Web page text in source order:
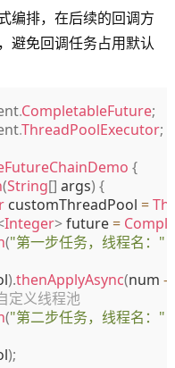
编排，在后续的回调方
避免回调任务占用默认
.CompletableFuture;
.ThreadPoolExecutor;
{
(String[] args) {
customThreadPool =
Integer> future =
("第一步任务，线程名："
).thenApplyAsync(num ->
定义线程池
("第二步任务，线程名："
);
复制